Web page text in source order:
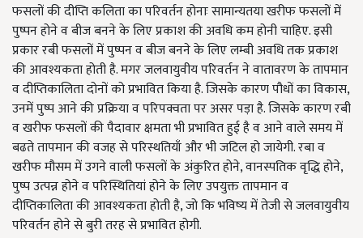
फसलों की दीप्ति कलिता का परिवर्तन होनाः सामान्यतया खरीफ फसलों में
पुष्पन होने व बीज बनने के लिए प्रकाश की अवधि कम होनी चाहिए. इसी
प्रकार रबी फसलों में पुष्पन व बीज बनने के लिए लम्बी अवधि तक प्रकाश
की आवश्यकता होती है. मगर जलवायुवीय परिवर्तन ने वातावरण के तापमान
व दीप्तिकालिता दोनों को प्रभावित किया है. जिसके कारण पौधों का विकास,
उनमें पुष्प आने की प्रक्रिया व परिपक्वता पर असर पड़ा है. जिसके कारण रबी
व खरीफ फसलों की पैदावार क्षमता भी प्रभावित हुई है व आने वाले समय में
बढते तापमान की वजह से परिस्थतियाँ और भी जटिल हो जायेगी. रबा व
खरीफ मौसम में उगने वाली फसलों के अंकुरित होने,वानस्पतिक वृद्धि होने,
पुष्प उत्पन्न होने व परिस्थितियां होने के लिए उपयुक्त तापमान व
दीप्तिकालिता की आवश्यकता होती है, जो कि भविष्य में तेजी से जलवायुवीय
परिवर्तन होने से बुरी तरह से प्रभावित होगी.